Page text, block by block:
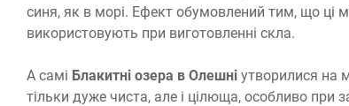
синя, як в морі. Ефект обумовлений тим, що ці
використовують при виготовленні скла.
А самі Блакитні озера в Олешні утворилися на
тільки дуже чиста, але і цілюща, особливо при